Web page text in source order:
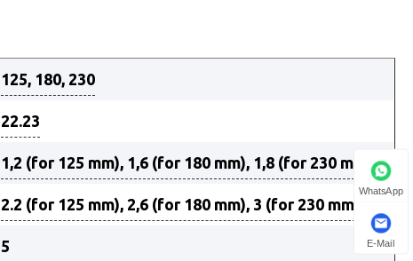
125, 180, 230
22.23
1,2 (for 125 mm), 1,6 (for 180 mm), 1,8 (for 230 mm)
2.2 (for 125 mm), 2,6 (for 180 mm), 3 (for 230 mm)
5
WhatsApp
E-Mail